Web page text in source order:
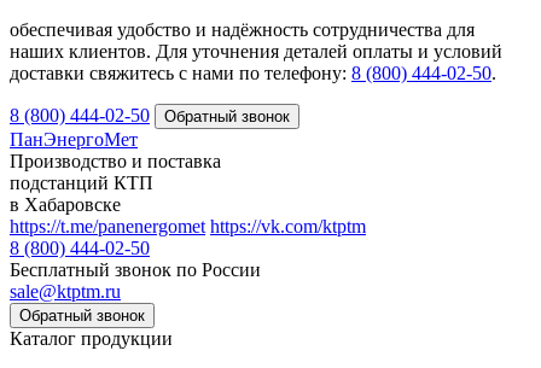
обеспечивая удобство и надёжность сотрудничества для
наших клиентов. Для уточнения деталей оплаты и условий
доставки свяжитесь с нами по телефону: 8 (800) 444‑02‑50.
8 (800) 444-02-50
ПанЭнергоМет
Производство и поставка
подстанций КТП
в Хабаровске
https://t.me/panenergomet https://vk.com/ktptm
8 (800) 444-02-50
Бесплатный звонок по России
sale@ktptm.ru
Каталог продукции